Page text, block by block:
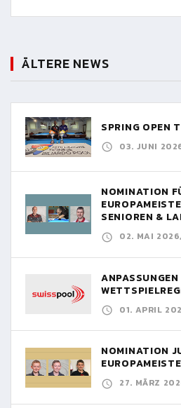
ÄLTERE NEWS
SPRING OPEN
03. JUNI
NOMINATION
SENIOREN &
02. MAI
ANPASSUNGEN
01. APRIL
NOMINATION
27. MÄRZ